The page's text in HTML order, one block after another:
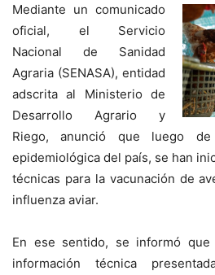
Mediante un comunicado
oficial, el Servicio
Nacional de Sanidad
Agraria (SENASA), entidad
adscrita al Ministerio de
Desarrollo Agrario y
Riego, anunció que luego
epidemiológica del país, se han
técnicas para la vacunación de
influenza aviar.
En ese sentido, se informó
información técnica